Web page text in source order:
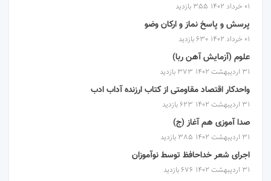
۰۱ خرداد ۱۴۰۲ 355 بازدید
پرسش و پاسخ نماز و ارکان وضو
۰۱ خرداد ۱۴۰۲ 630 بازدید
علوم (آزمایش آهن ربا)
۳۱ اردیبهشت ۱۴۰۲ 373 بازدید
واحدکار اقتصاد مقاومتی از کتاب ارزنده آداب ادب
۳۱ اردیبهشت ۱۴۰۲ 623 بازدید
صدا آموزی هم آغاز (ج)
۳۱ اردیبهشت ۱۴۰۲ 385 بازدید
اجرای شعر خداحافظ توسط نوآموزان
۳۱ اردیبهشت ۱۴۰۲ 676 بازدید